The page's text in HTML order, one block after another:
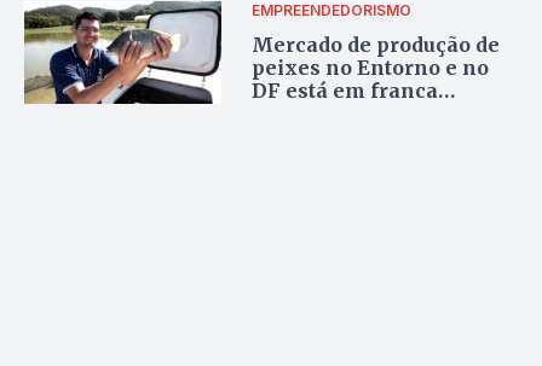
EMPREENDEDORISMO
Mercado de produção de
peixes no Entorno e no
DF está em franca